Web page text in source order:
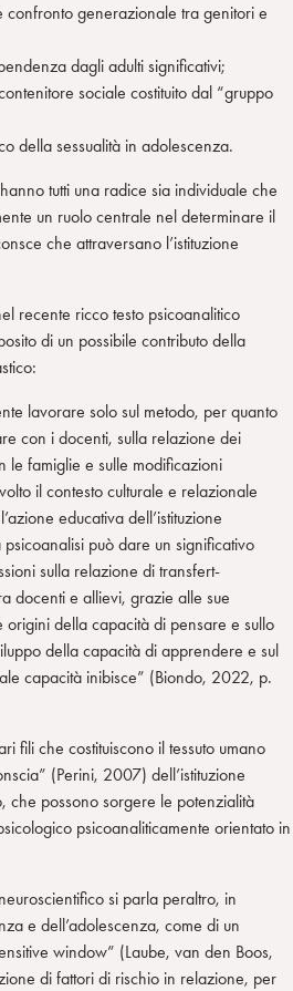
confronto generazionale tra genitori e
dagli adulti significativi;
sociale costituito dal “gruppo
della sessualità in adolescenza.
tutti una radice sia individuale che
un ruolo centrale nel determinare il
che attraversano l’istituzione
recente ricco testo psicoanalitico
di un possibile contributo della
lavorare solo sul metodo, per quanto
con i docenti, sulla relazione dei
le famiglie e sulle modificazioni
il contesto culturale e relazionale
educativa dell’istituzione
può dare un significativo
sulla relazione di transfert-
docenti e allievi, grazie alle sue
origini della capacità di pensare e sullo
della capacità di apprendere e sul
capacità inibisce” (Biondo, 2022, p.
fili che costituiscono il tessuto umano
(Perini, 2007) dell’istituzione
che possono sorgere le potenzialità
psicoanaliticamente orientato in
si parla peraltro, in
e dell’adolescenza, come di un
window” (Laube, van den Boos,
di fattori di rischio in relazione, per